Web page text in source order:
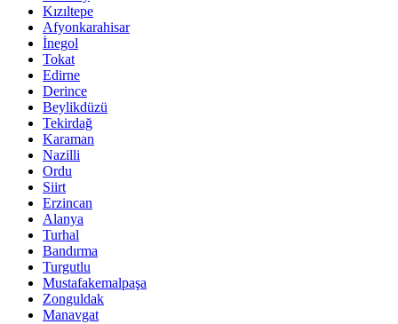
Kızıltepe
Afyonkarahisar
İnegol
Tokat
Edirne
Derince
Beylikdüzü
Tekirdağ
Karaman
Nazilli
Ordu
Siirt
Erzincan
Alanya
Turhal
Bandırma
Turgutlu
Mustafakemalpaşa
Zonguldak
Manavgat